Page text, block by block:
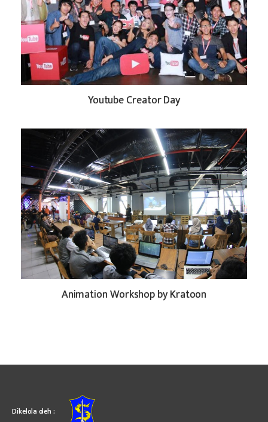
Youtube Creator Day
Animation Workshop by Kratoon
Dikelola oleh :